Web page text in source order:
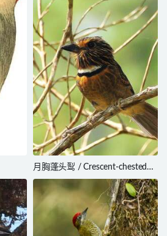
月胸蓬头䴕 / Crescent-chested
Puffbird / Malacoptila striata